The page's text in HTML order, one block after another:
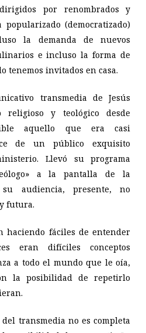
por renombrados y
(democratizado)
la demanda de nuevos
e incluso la forma de
tenemos invitados en casa.
transmedia de Jesús
religioso y teológico desde
aquello que era casi
de un público exquisito
Llevó su programa
a la pantalla de la
audiencia, presente, no
futura.
haciendo fáciles de entender
eran difíciles conceptos
a todo el mundo que le oía,
la posibilidad de repetirlo
transmedia no es completa